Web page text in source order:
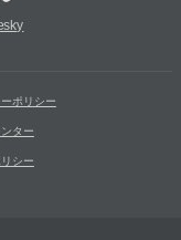
ポリシー
ター
シー